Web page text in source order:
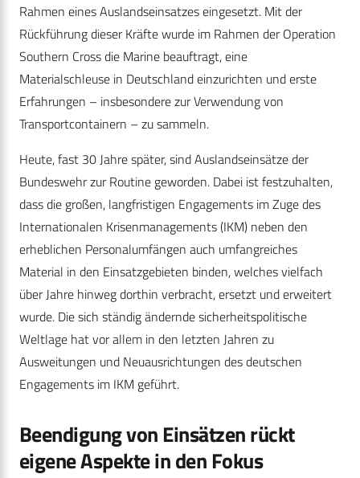
Rahmen eines Auslandseinsatzes eingesetzt. Mit der
Rückführung dieser Kräfte wurde im Rahmen der Operation
Southern Cross die Marine beauftragt, eine
Materialschleuse in Deutschland einzurichten und erste
Erfahrungen – insbesondere zur Verwendung von
Transportcontainern – zu sammeln.
Heute, fast 30 Jahre später, sind Auslandseinsätze der
Bundeswehr zur Routine geworden. Dabei ist festzuhalten,
dass die großen, langfristigen Engagements im Zuge des
Internationalen Krisenmanagements (IKM) neben den
erheblichen Personalumfängen auch umfangreiches
Material in den Einsatzgebieten binden, welches vielfach
über Jahre hinweg dorthin verbracht, ersetzt und erweitert
wurde. Die sich ständig ändernde sicherheitspolitische
Weltlage hat vor allem in den letzten Jahren zu
Ausweitungen und Neuausrichtungen des deutschen
Engagements im IKM geführt.
Beendigung von Einsätzen rückt
eigene Aspekte in den Fokus